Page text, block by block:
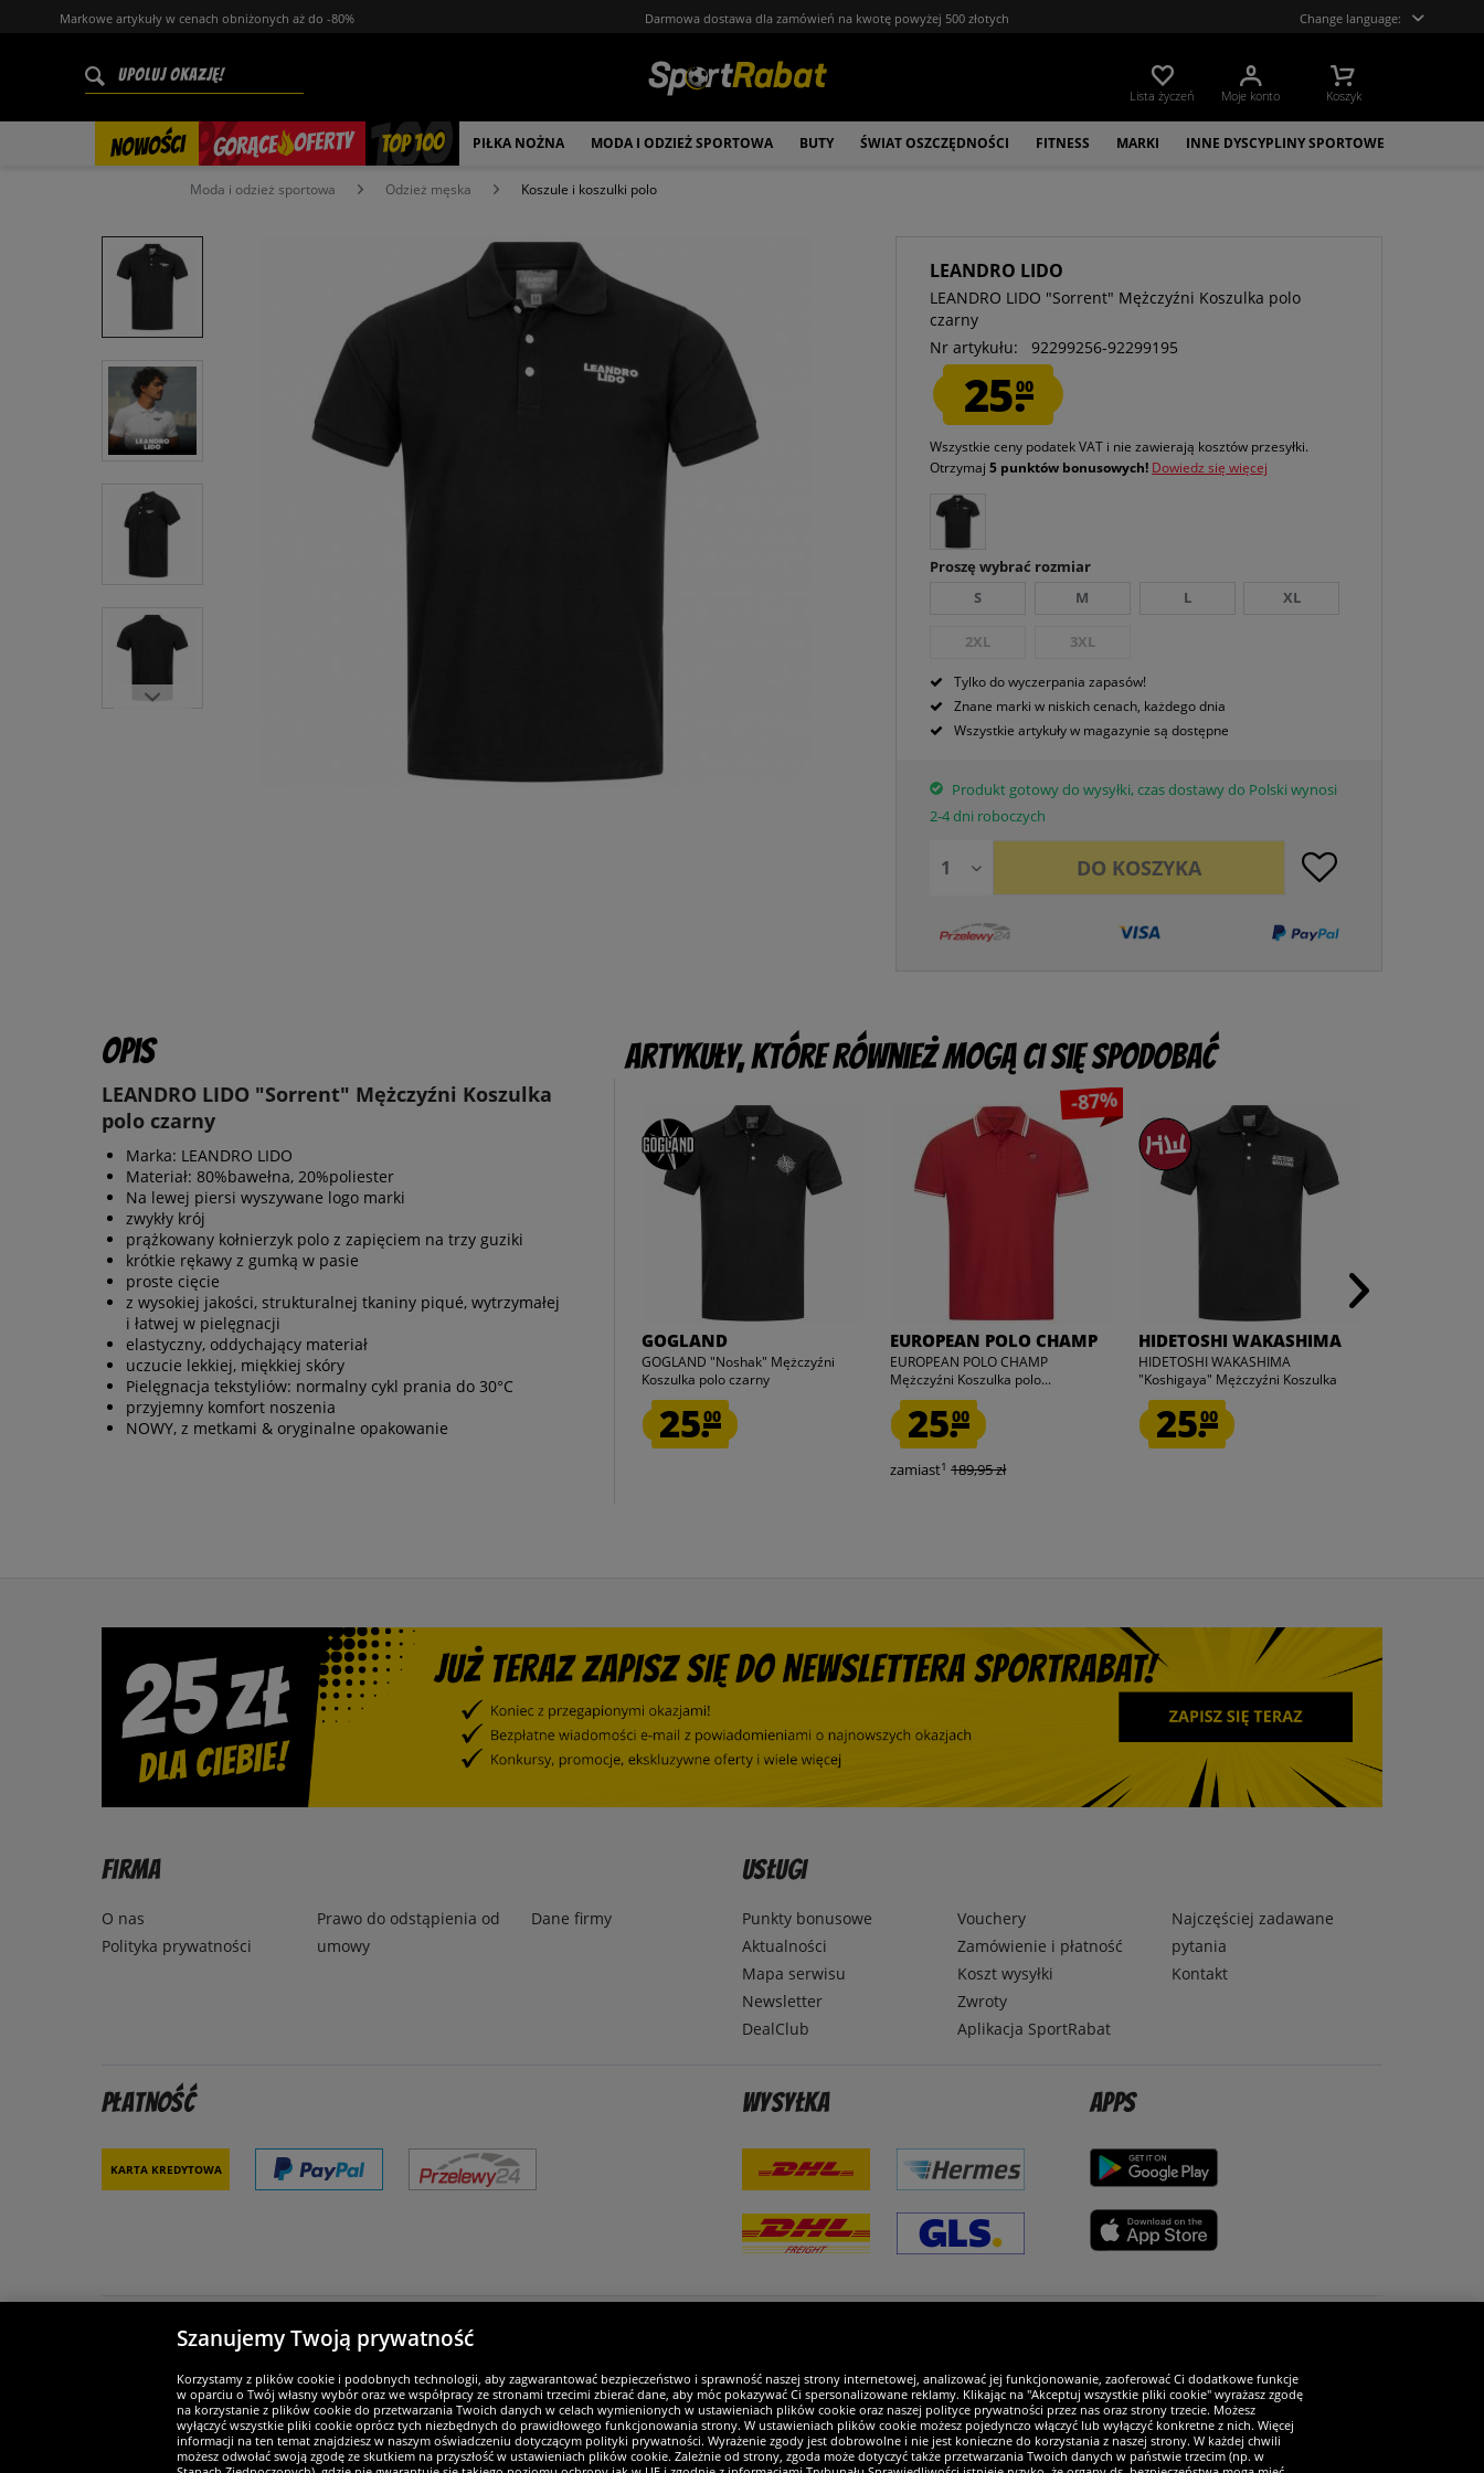
Markowe artykuły w cenach obniżonych aż do -80% Darmowa dostawa dla zamówień na kwotę powyżej 500 złotych Change language:
Lista życzeń Moje konto Koszyk
NOWOŚCI GORĄCE OFERTY
% TOP 100 PIŁKA NOŻNA MODA I ODZIEŻ SPORTOWA BUTY ŚWIAT OSZCZĘDNOŚCI FITNESS MARKI INNE DYSCYPLINY SPORTOWE
Moda i odzież sportowa Odzież męska Koszule i koszulki polo
LEANDRO LIDO
LEANDRO LIDO "Sorrent" Mężczyźni Koszulka polo
czarny
Nr artykułu:
92299256-92299195
25.00
Wszystkie ceny podatek VAT i nie zawierają kosztów przesyłki.
Otrzymaj5 punktów bonusowych! Dowiedz się więcej
Proszę wybrać rozmiar
S
M L XL
2XL 3XL
Tylko do wyczerpania zapasów!
Znane marki w niskich cenach, każdego dnia
Wszystkie artykuły w magazynie są dostępne
Produkt gotowy do wysyłki, czas dostawy do Polski wynosi
2-4 dni roboczych
DO KOSZYKA
Opis
LEANDRO LIDO "Sorrent" Mężczyźni Koszulka
polo czarny
Marka: LEANDRO LIDO
Materiał: 80%bawełna, 20%poliester
Na lewej piersi wyszywane logo marki
zwykły krój
prążkowany kołnierzyk polo z zapięciem na trzy guziki
krótkie rękawy z gumką w pasie
proste cięcie
z wysokiej jakości, strukturalnej tkaniny piqué, wytrzymałej
i łatwej w pielęgnacji
elastyczny, oddychający materiał
uczucie lekkiej, miękkiej skóry
Pielęgnacja tekstyliów: normalny cykl prania do 30°C
przyjemny komfort noszenia
NOWY, z metkami & oryginalne opakowanie
Artykuły, które również mogą Ci się spodobać
GOGLAND
GOGLAND "Noshak" Mężczyźni
Koszulka polo czarny
25.00
-87%
EUROPEAN POLO CHAMP
EUROPEAN POLO CHAMP
Mężczyźni Koszulka polo...
25.00
zamiast1 189,95 zł
HIDETOSHI WAKASHIMA
HIDETOSHI WAKASHIMA
"Koshigaya" Mężczyźni Koszulka
polo...
25.00
Firma
O nas
Polityka prywatności
Prawo do odstąpienia od
umowy
Dane firmy
Usługi
Punkty bonusowe
Aktualności
Mapa serwisu
Newsletter
DealClub
Vouchery
Zamówienie i płatność
Koszt wysyłki
Zwroty
Aplikacja SportRabat
Najczęściej zadawane
pytania
Kontakt
Płatność
Karta kredytowa
Wysyłka Apps
Partnerzy i bezpieczeństwo
Widerruf
Jesteśmy wyjątkowi
Szanujemy Twoją prywatność
Korzystamy z plików cookie i podobnych technologii, aby zagwarantować bezpieczeństwo i sprawność naszej strony internetowej, analizować jej funkcjonowanie, zaoferować Ci dodatkowe funkcje
w oparciu o Twój własny wybór oraz we współpracy ze stronami trzecimi zbierać dane, aby móc pokazywać Ci spersonalizowane reklamy. Klikając na "Akceptuj wszystkie pliki cookie" wyrażasz zgodę
na korzystanie z plików cookie do przetwarzania Twoich danych w celach wymienionych w ustawieniach plików cookie oraz naszej polityce prywatności przez nas oraz strony trzecie. Możesz
wyłączyć wszystkie pliki cookie oprócz tych niezbędnych do prawidłowego funkcjonowania strony. W ustawieniach plików cookie możesz pojedynczo włączyć lub wyłączyć konkretne z nich. Więcej
informacji na ten temat znajdziesz w naszym oświadczeniu dotyczącym polityki prywatności. Wyrażenie zgody jest dobrowolne i nie jest konieczne do korzystania z naszej strony. W każdej chwili
możesz odwołać swoją zgodę ze skutkiem na przyszłość w ustawieniach plików cookie. Zależnie od strony, zgoda może dotyczyć także przetwarzania Twoich danych w państwie trzecim (np. w